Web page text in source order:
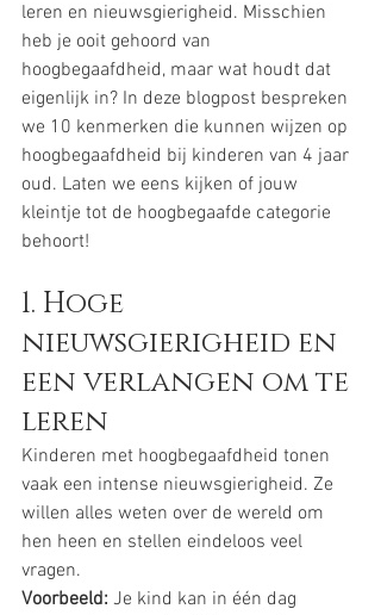
leren en nieuwsgierigheid. Misschien
heb je ooit gehoord van
hoogbegaafdheid, maar wat houdt dat
eigenlijk in? In deze blogpost bespreken
we 10 kenmerken die kunnen wijzen op
hoogbegaafdheid bij kinderen van 4 jaar
oud. Laten we eens kijken of jouw
kleintje tot de hoogbegaafde categorie
behoort!
1. Hoge
nieuwsgierigheid en
een verlangen om te
leren
Kinderen met hoogbegaafdheid tonen
vaak een intense nieuwsgierigheid. Ze
willen alles weten over de wereld om
hen heen en stellen eindeloos veel
vragen.
Voorbeeld: Je kind kan in één dag